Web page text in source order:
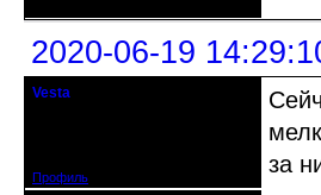
2020-06-19
Vesta
Профиль
за